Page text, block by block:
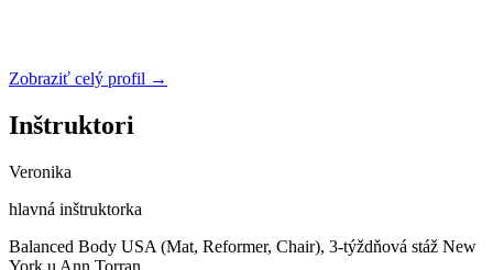
Zobraziť celý profil →
Inštruktori
Veronika
hlavná inštruktorka
Balanced Body USA (Mat, Reformer, Chair), 3-týždňová stáž New